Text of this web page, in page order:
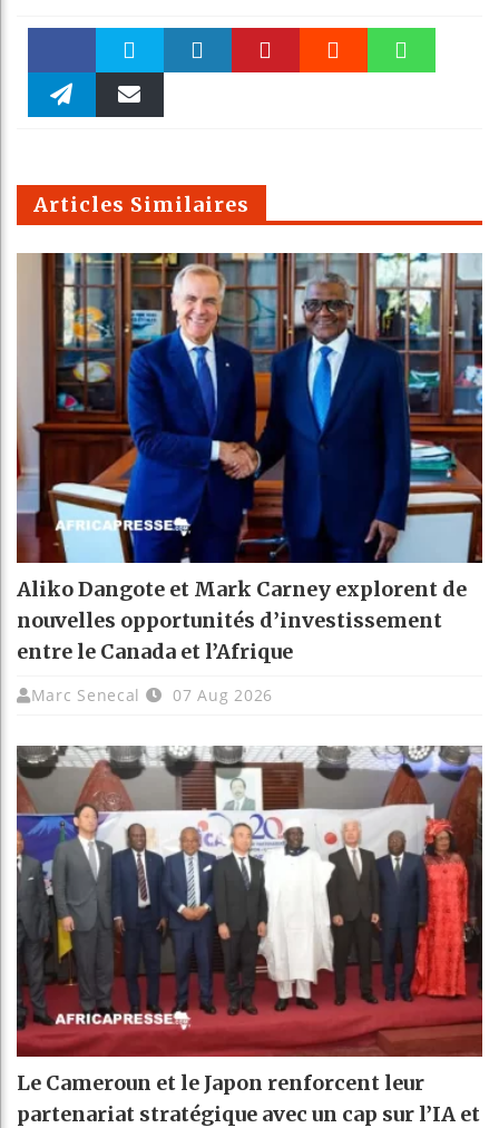
Faceboo Twitter
m
Articles Similaires
Aliko Dangote et Mark Carney explorent de
nouvelles opportunités d’investissement
entre le Canada et l’Afrique
Marc Senecal 07 Aug 2026
Le Cameroun et le Japon renforcent leur
partenariat stratégique avec un cap sur l’IA et